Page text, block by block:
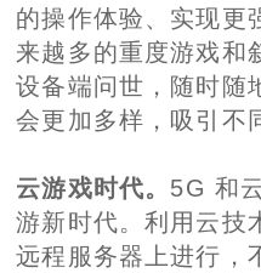
的操作体验、实现更
来越多的重度游戏和
设备端问世，随时随
会更加多样，吸引不
云游戏时代。 5G 和
游新时代。利用云技
远程服务器上进行，